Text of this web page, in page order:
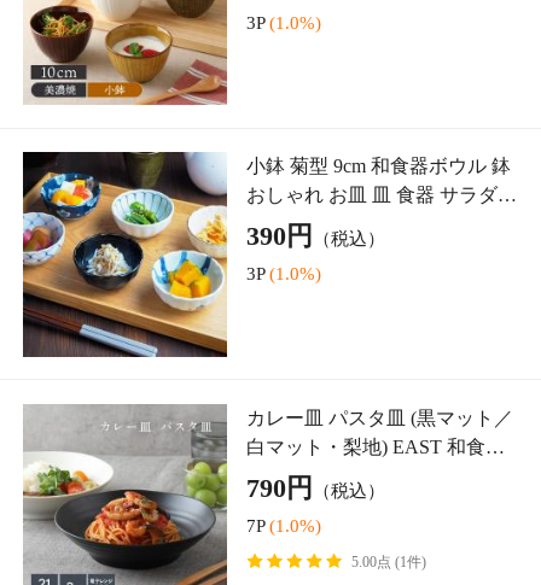
和食器 小鉢 ボウル 花咲き 煮物
鉢 minoruba (ミノルバ) 食器 お
ヨーグル
11P (1.0%)
豆皿 9cm ブラッシュカラー 和
食器 かわいい 和モダン 小皿 プ
レート お皿 皿 和食器 おしゃれ
食器 醤油皿 しょうゆ皿 刺身 北
385円
3P (1.0%)
和食器 汁椀 おしゃれ 木目スー
プボウル S （ダークブラウン）
マット
649円（税込）
(1.0%)